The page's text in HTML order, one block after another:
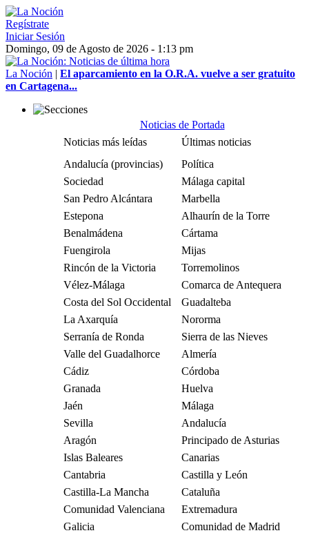
Regístrate
Iniciar Sesión
Domingo, 09 de Agosto de 2026 - 1:13 pm
La Noción | El aparcamiento en la O.R.A. vuelve a ser gratuito
en Cartagena...
Noticias de Portada
Noticias más leídas
Últimas noticias
Andalucía (provincias)
Política
Sociedad
Málaga capital
San Pedro Alcántara
Marbella
Estepona
Alhaurín de la Torre
Benalmádena
Cártama
Fuengirola
Mijas
Rincón de la Victoria
Torremolinos
Vélez-Málaga
Comarca de Antequera
Costa del Sol Occidental
Guadalteba
La Axarquía
Nororma
Serranía de Ronda
Sierra de las Nieves
Valle del Guadalhorce
Almería
Cádiz
Córdoba
Granada
Huelva
Jaén
Málaga
Sevilla
Andalucía
Aragón
Principado de Asturias
Islas Baleares
Canarias
Cantabria
Castilla y León
Castilla-La Mancha
Cataluña
Comunidad Valenciana
Extremadura
Galicia
Comunidad de Madrid